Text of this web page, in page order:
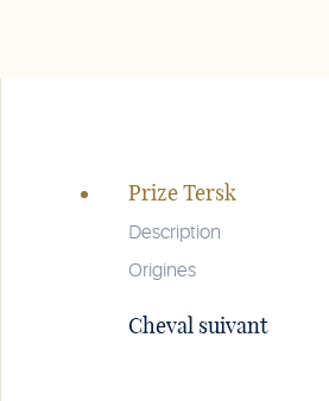
de
Prize Tersk
Description
Origines
Cheval suivant